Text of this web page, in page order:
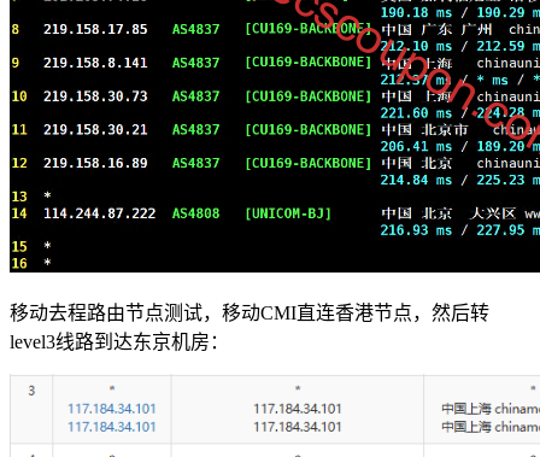
移动去程路由节点测试，移动CMI直连香港节点，然后转
level3线路到达东京机房：